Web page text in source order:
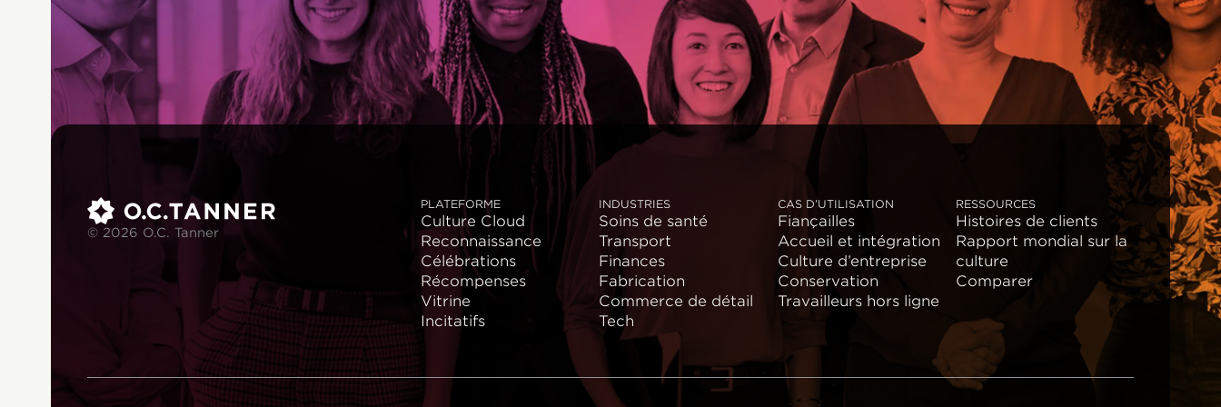
© 2026 O.C. Tanner
PLATEFORME
Culture Cloud
Reconnaissance
Célébrations
Récompenses
Vitrine
Incitatifs
INDUSTRIES
Soins de santé
Transport
Finances
Fabrication
Commerce de détail
Tech
CAS D’UTILISATION
Fiançailles
Accueil et intégration
Culture d’entreprise
Conservation
Travailleurs hors ligne
RESSOURCES
Histoires de clients
Rapport mondial sur la
culture
Comparer